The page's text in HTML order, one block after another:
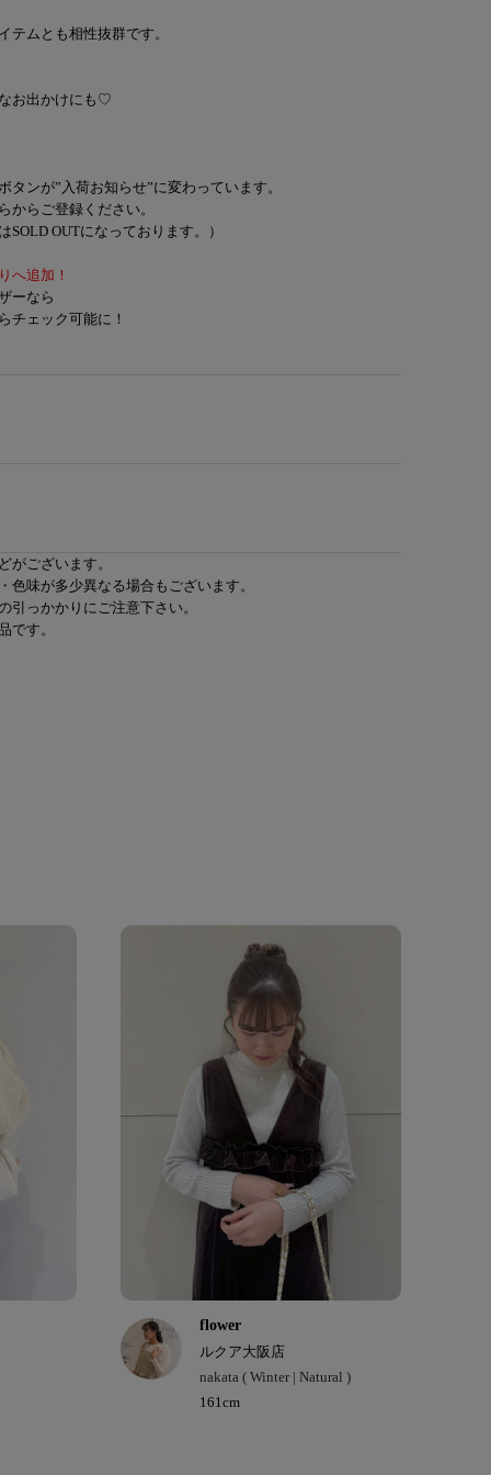
テムとも相性抜群です。
お出かけにも♡
タンが”入荷お知らせ”に変わっています。
からご登録ください。
SOLD OUTになっております。）
へ追加！
ーなら
チェック可能に！
がございます。
色味が多少異なる場合もございます。
っかかりにご注意下さい。
です。
flower
ルクア大阪店
nakata ( Winter | Natural )
161cm